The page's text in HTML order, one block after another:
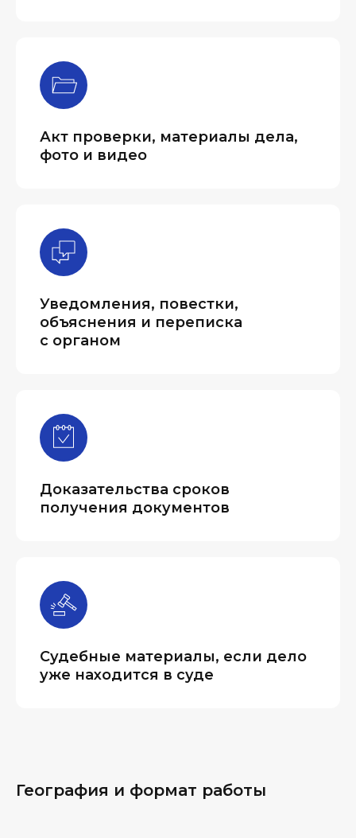
Акт проверки, материалы дела,
фото и видео
Уведомления, повестки,
объяснения и переписка
с органом
Доказательства сроков
получения документов
Судебные материалы, если дело
уже находится в суде
География и формат работы